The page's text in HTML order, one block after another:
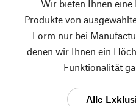
Wir bieten Ihnen eine
Produkte von
Form nur bei
denen wir Ihnen ein
Funktionalität
Alle